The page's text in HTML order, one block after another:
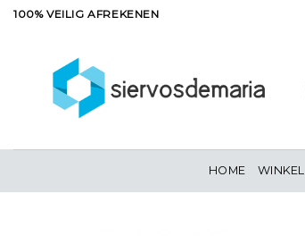
Ga100% VEILIG AFREKENEN
HOME WINKEL